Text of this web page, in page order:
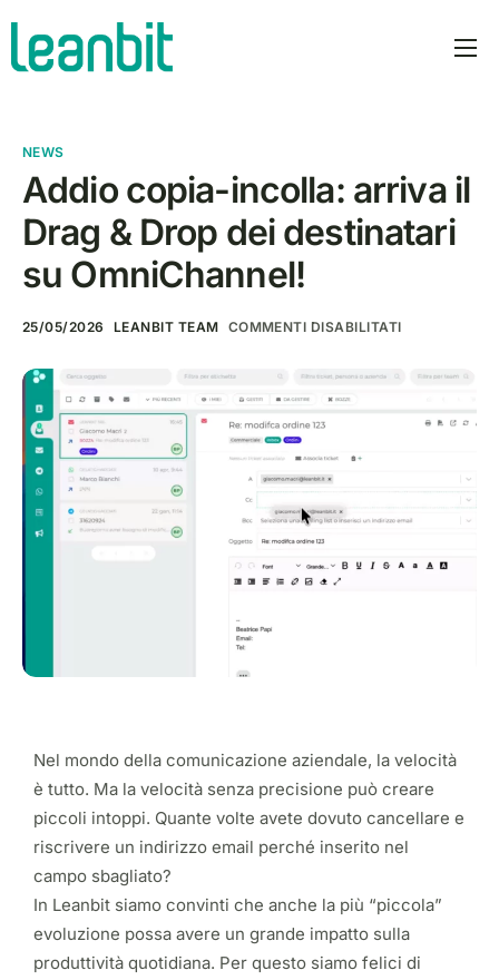
prezzi
azienda
manifesto
blog
italiano
Contatti
NEWS
Addio copia-incolla: arriva il
Drag & Drop dei destinatari
su OmniChannel!
25/05/2026 LEANBIT TEAM COMMENTI DISABILITATI
Nel mondo della comunicazione aziendale, la velocità
è tutto. Ma la velocità senza precisione può creare
piccoli intoppi. Quante volte avete dovuto cancellare e
riscrivere un indirizzo email perché inserito nel
campo sbagliato?
In Leanbit siamo convinti che anche la più “piccola”
evoluzione possa avere un grande impatto sulla
produttività quotidiana. Per questo siamo felici di